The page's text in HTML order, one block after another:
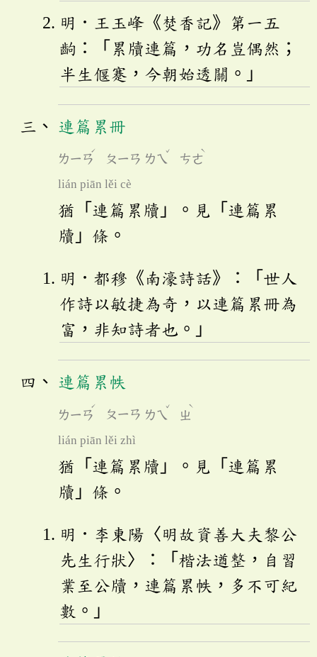
明．王玉峰《焚香記》第一五
齣：「累牘連篇，功名豈偶然；
半生偃蹇，今朝始透關。」
連篇累冊
ㄌㄧㄢ
ˊ
ㄆㄧㄢ ㄌㄟ
ˇ
ㄘㄜ
ˋ
lián piān lěi cè
猶「連篇累牘」。見「連篇累
牘」條。
明．都穆《南濠詩話》：「世人
作詩以敏捷為奇，以連篇累冊為
富，非知詩者也。」
連篇累帙
ㄌㄧㄢ
ˊ
ㄆㄧㄢ ㄌㄟ
ˇ
ㄓ
ˋ
lián piān lěi zhì
猶「連篇累牘」。見「連篇累
牘」條。
明．李東陽〈明故資善大夫黎公
先生行狀〉：「楷法遒整，自習
業至公牘，連篇累帙，多不可紀
數。」